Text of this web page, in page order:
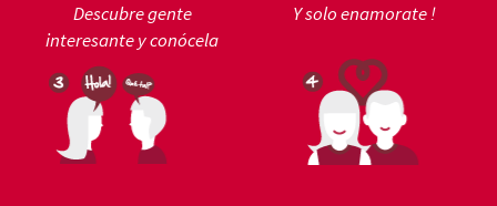
Descubre gente
interesante y conócela
Y solo enamorate !